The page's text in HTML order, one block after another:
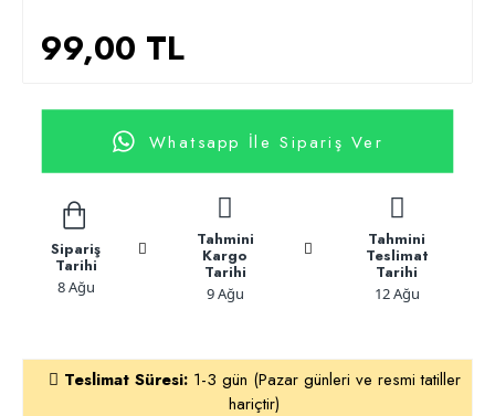
99,00 TL
Whatsapp İle Sipariş Ver
Sipariş
Tarihi
8 Ağu
Tahmini
Kargo
Tarihi
9 Ağu
Tahmini
Teslimat
Tarihi
12 Ağu
Teslimat Süresi:1-3 gün (Pazar günleri ve resmi tatiller
hariçtir)